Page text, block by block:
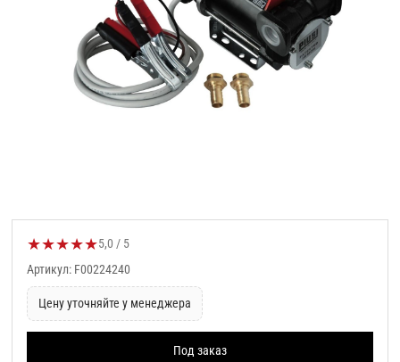
★★★★★Оценка товара:
5,0 / 5
Артикул: F00224240
Цену уточняйте у менеджера
Под заказ